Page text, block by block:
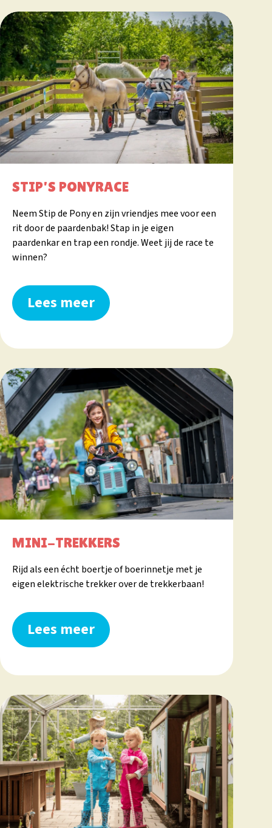
STIP'S PONYRACE
Neem Stip de Pony en zijn vriendjes mee voor een
rit door de paardenbak! Stap in je eigen
paardenkar en trap een rondje. Weet jij de race te
winnen?
Lees meer
MINI-TREKKERS
Rijd als een écht boertje of boerinnetje met je
eigen elektrische trekker over de trekkerbaan!
Lees meer